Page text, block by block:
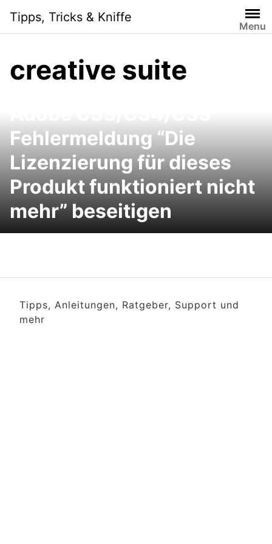
content
Tipps, Tricks & Kniffe
Menu
creative suite
Fehlermeldung “Die
Lizenzierung für dieses
Produkt funktioniert nicht
mehr” beseitigen
Tipps, Anleitungen, Ratgeber, Support und
mehr